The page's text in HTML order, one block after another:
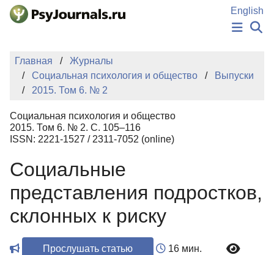
Перейти к основному содержанию
English
НОВОСТИ
ИЗДАНИЯ
БАЗА ЗНАНИЙ
КЛЮЧЕВЫЕ СЛОВА
Регистрация
Главная
Журналы
Социальная психология и общество
Выпуски
2015. Том 6. № 2
Социальная психология и общество
2015. Том 6. № 2. С. 105–116
ISSN: 2221-1527 / 2311-7052 (online)
Социальные
представления подростков,
склонных к риску
Прослушать статью
16 мин.